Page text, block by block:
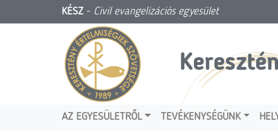
KÉSZ - Civil evangelizációs egyesület
AZ EGYESÜLETRŐL TEVÉKENYSÉGÜNK